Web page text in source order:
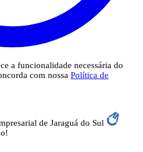
a funcionalidade necessária do
com nossa Política de
de Jaraguá do Sul